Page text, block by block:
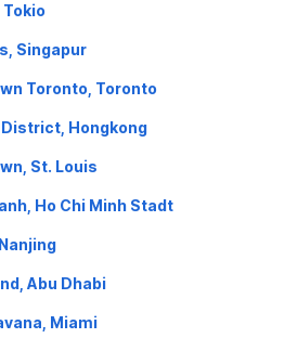
Singapur
Toronto, Toronto
Hongkong
St. Louis
Ho Chi Minh Stadt
Abu Dhabi
Miami